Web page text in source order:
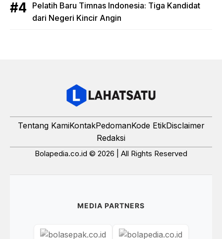
Pelatih Baru Timnas Indonesia: Tiga Kandidat
dari Negeri Kincir Angin
Tentang KamiKontakPedomanKode EtikDisclaimer
Redaksi
Bolapedia.co.id © 2026 | All Rights Reserved
MEDIA PARTNERS